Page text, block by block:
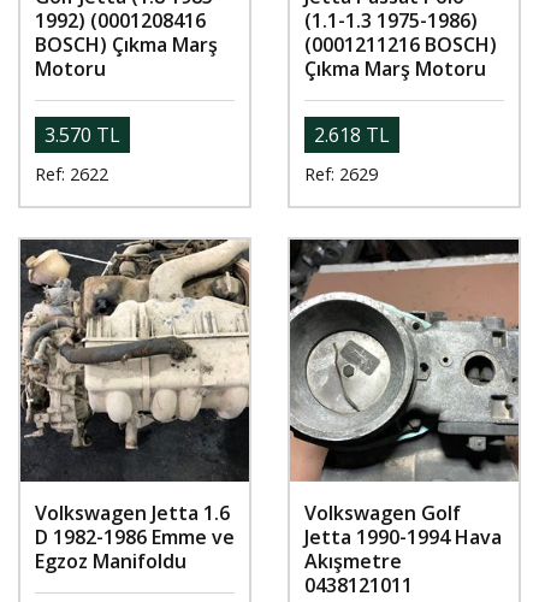
1992) (0001208416
BOSCH) Çıkma Marş
Motoru
3.570 TL
Ref: 2622
(1.1-1.3 1975-1986)
(0001211216 BOSCH)
Çıkma Marş Motoru
2.618 TL
Ref: 2629
Volkswagen Jetta 1.6
D 1982-1986 Emme ve
Egzoz Manifoldu
Volkswagen Golf
Jetta 1990-1994 Hava
Akışmetre
0438121011